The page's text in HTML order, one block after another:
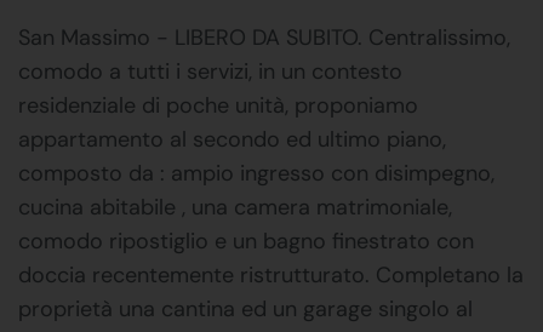
San Massimo - LIBERO DA SUBITO. Centralissimo,
comodo a tutti i servizi, in un contesto
residenziale di poche unità, proponiamo
appartamento al secondo ed ultimo piano,
composto da : ampio ingresso con disimpegno,
cucina abitabile , una camera matrimoniale,
comodo ripostiglio e un bagno finestrato con
doccia recentemente ristrutturato. Completano la
proprietà una cantina ed un garage singolo al